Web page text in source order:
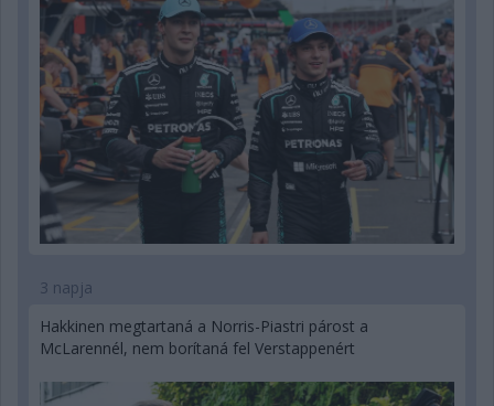
3 napja
Hakkinen megtartaná a Norris-Piastri párost a
McLarennél, nem borítaná fel Verstappenért